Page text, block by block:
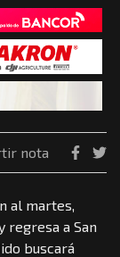
nota
al martes,
regresa a San
buscará